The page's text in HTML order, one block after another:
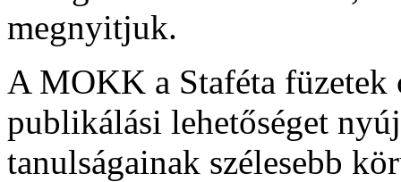
megnyitjuk.
A MOKK a Staféta füzetek
publikálási lehetőséget
tanulságainak szélesebb